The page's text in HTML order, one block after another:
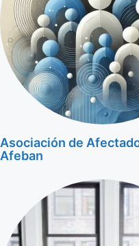
Asociación de
Afeban